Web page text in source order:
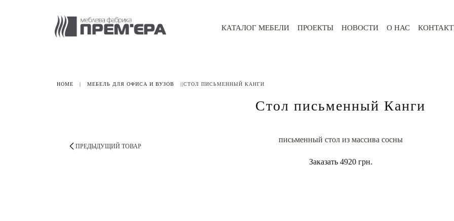
КАТАЛОГ МЕБЕЛИ ПРОЕКТЫ НОВОСТИ О НАС
HOME | МЕБЕЛЬ ДЛЯ ОФИСА И ВУЗОВ ||СТОЛ ПИСЬМЕННЫЙ КАНГИ
Стол письменный Канги
ПРЕДЫДУЩИЙ ТОВАР
письменный стол из массива сосны
Заказать 4920 грн.